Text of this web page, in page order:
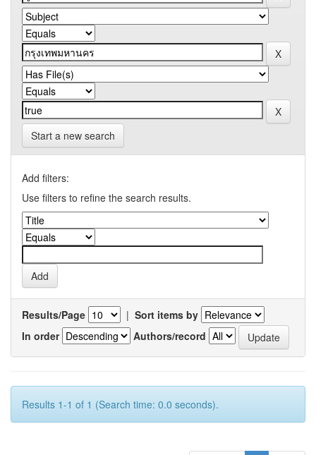
Start a new search
Add filters:
Use filters to refine the search results.
Results/Page | Sort items by
In order
Authors/record
Results 1-1 of 1 (Search time: 0.0 seconds).